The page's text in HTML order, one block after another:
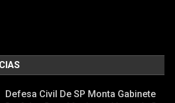
Defesa Civil De SP Monta Gabinete